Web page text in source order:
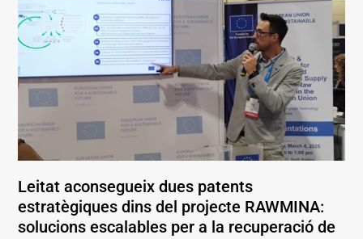
Leitat aconsegueix dues patents
estratègiques dins del projecte RAWMINA:
solucions escalables per a la recuperació de